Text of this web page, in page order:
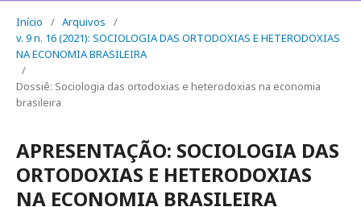
Início / Arquivos
/
v. 9 n. 16 (2021): SOCIOLOGIA DAS ORTODOXIAS E HETERODOXIAS
NA ECONOMIA BRASILEIRA
/
Dossiê: Sociologia das ortodoxias e heterodoxias na economia
brasileira
APRESENTAÇÃO: SOCIOLOGIA DAS
ORTODOXIAS E HETERODOXIAS
NA ECONOMIA BRASILEIRA